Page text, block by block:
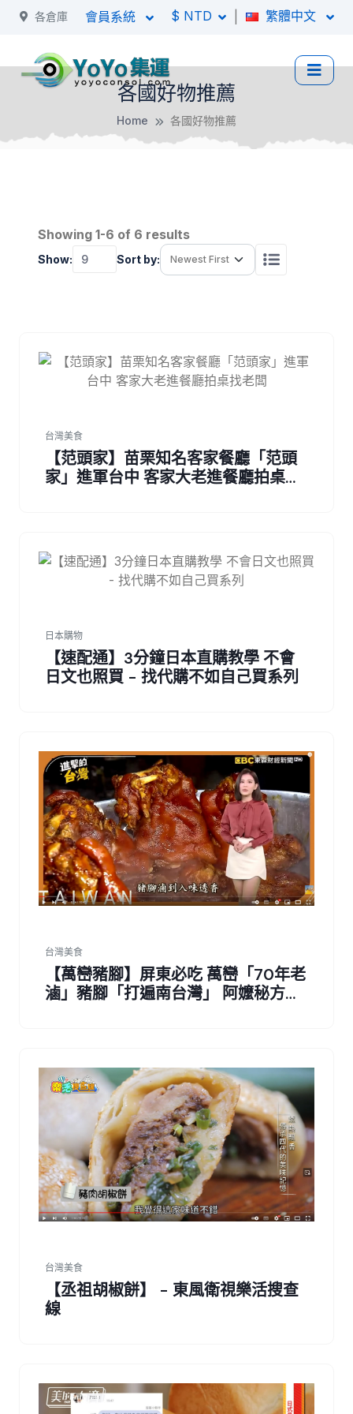
各倉庫 會員系統 $ NTD 繁體中文
各國好物推薦
Home 各國好物推薦
Showing 1-6 of 6 results
Show: Sort by:
台灣美食
【范頭家】苗栗知名客家餐廳「范頭
家」進軍台中 客家大老進餐廳拍桌找
日本購物
【速配通】3分鐘日本直購教學 不會
日文也照買 - 找代購不如自己買系列
台灣美食
【萬巒豬腳】屏東必吃 萬巒「70年老
滷」豬腳「打遍南台灣」 阿嬤秘方中
台灣美食
【丞祖胡椒餅】 - 東風衛視樂活搜查
線